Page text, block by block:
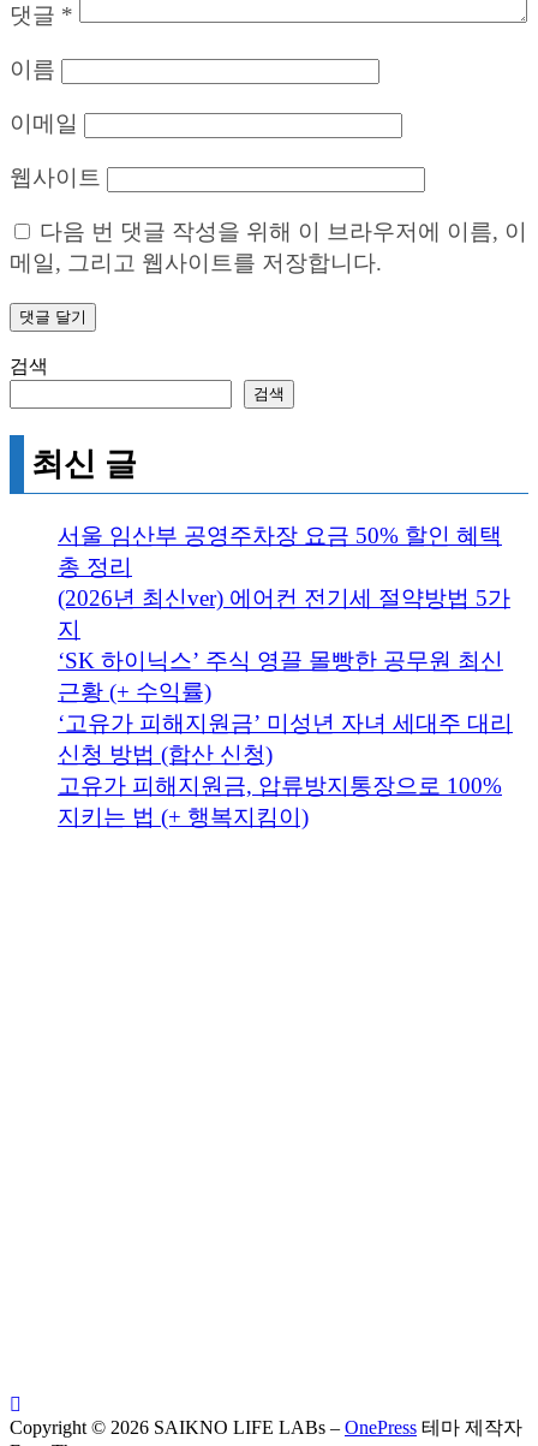
댓글 *
이름
이메일
웹사이트
다음 번 댓글 작성을 위해 이 브라우저에 이름, 이
메일, 그리고 웹사이트를 저장합니다.
검색
검색
최신 글
서울 임산부 공영주차장 요금 50% 할인 혜택
총 정리
(2026년 최신ver) 에어컨 전기세 절약방법 5가
지
‘SK 하이닉스’ 주식 영끌 몰빵한 공무원 최신
근황 (+ 수익률)
‘고유가 피해지원금’ 미성년 자녀 세대주 대리
신청 방법 (합산 신청)
고유가 피해지원금, 압류방지통장으로 100%
지키는 법 (+ 행복지킴이)
Copyright © 2026 SAIKNO LIFE LABs – OnePress 테마 제작자